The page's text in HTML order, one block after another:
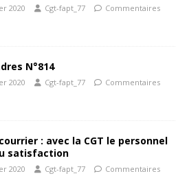
2020 Cgt-fapt_77
Commentaires
N°814
2020 Cgt-fapt_77
Commentaires
: avec la CGT le personnel
satisfaction
2020 Cgt-fapt_77
Commentaires